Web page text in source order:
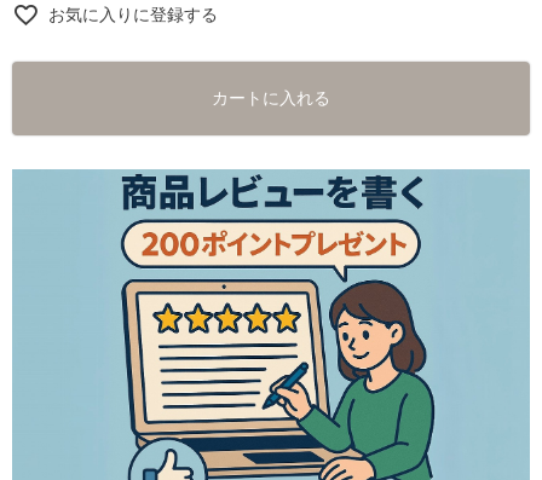
お気に入りに登録する
カートに入れる